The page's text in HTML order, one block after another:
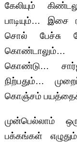
கேலியும்
பாடியும்… இசை
சொல் பேச்சு
கொண்டாலும்…
கொண்டு…
நிற்பதும்…
கொஞ்சம் பயத்தைக்
முன்பெல்லாம்
பக்கங்கள்